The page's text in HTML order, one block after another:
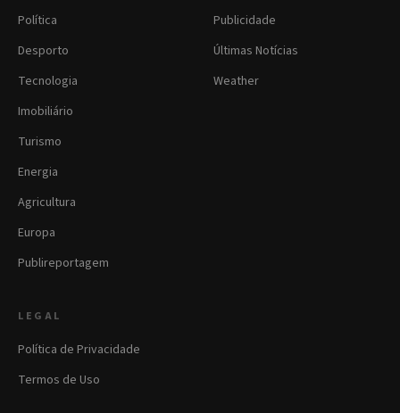
Política
Desporto
Tecnologia
Imobiliário
Turismo
Energia
Agricultura
Europa
Publireportagem
Publicidade
Últimas Notícias
Weather
LEGAL
Política de Privacidade
Termos de Uso